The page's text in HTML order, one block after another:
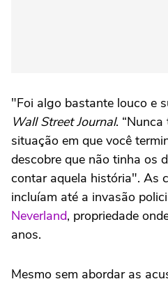
"Foi algo bastante louco e
Wall Street Journal.
situação em que você
descobre que não tinha os
contar aquela história". As
incluíam até a invasão
Neverland, propriedade
anos.
Mesmo sem abordar as